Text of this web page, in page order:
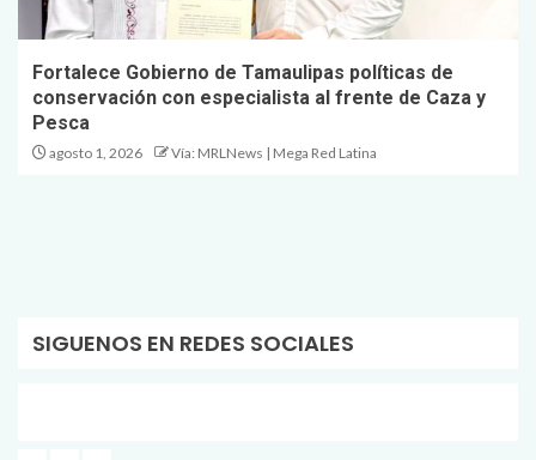
Fortalece Gobierno de Tamaulipas políticas de
conservación con especialista al frente de Caza y
Pesca
agosto 1, 2026 Vía: MRLNews | Mega Red Latina
SIGUENOS EN REDES SOCIALES